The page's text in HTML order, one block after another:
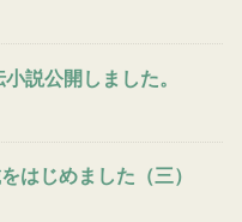
説公開しました。
はじめました（三）